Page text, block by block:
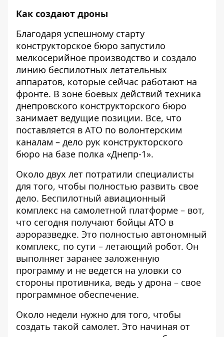
Как создают дроны
Благодаря успешному старту
конструкторское бюро запустило
мелкосерийное производство и создало
линию беспилотных летательных
аппаратов, которые сейчас работают на
фронте. В зоне боевых действий техника
днепровского конструкторского бюро
занимает ведущие позиции. Все, что
поставляется в АТО по волонтерским
каналам – дело рук конструкторского
бюро на базе полка «Днепр-1».
Около двух лет потратили специалисты
для того, чтобы полностью развить свое
дело. Беспилотный авиационный
комплекс на самолетной платформе – вот,
что сегодня получают бойцы АТО в
аэроразведке. Это полностью автономный
комплекс, по сути – летающий робот. Он
выполняет заранее заложенную
программу и не ведется на уловки со
стороны противника, ведь у дрона – свое
программное обеспечение.
Около недели нужно для того, чтобы
создать такой самолет. Это начиная от